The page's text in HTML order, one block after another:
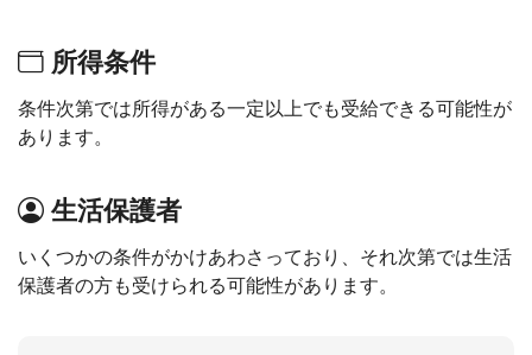
所得条件
条件次第では所得がある一定以上でも受給できる可能性が
あります。
生活保護者
いくつかの条件がかけあわさっており、それ次第では生活
保護者の方も受けられる可能性があります。